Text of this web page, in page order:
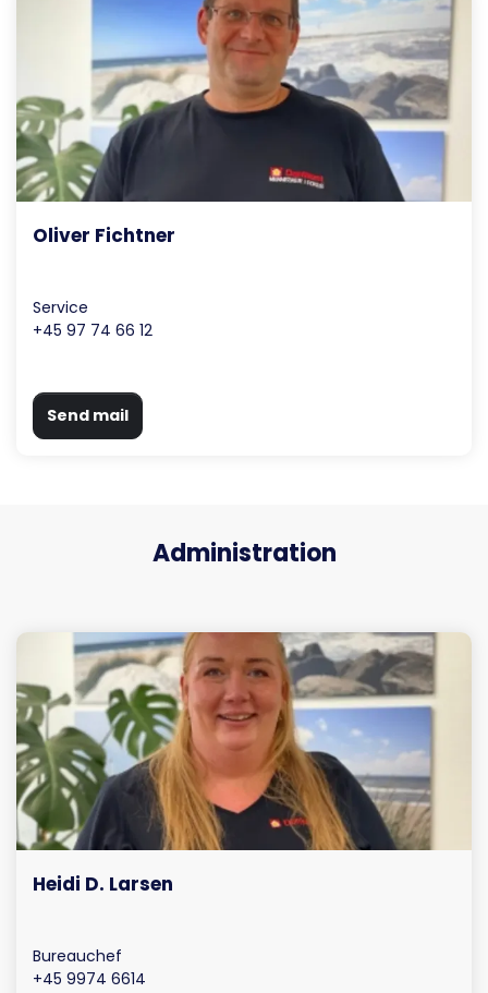
Oliver Fichtner
Service
+45 97 74 66 12
Send mail
Administration
Heidi D. Larsen
Bureauchef
+45 9974 6614